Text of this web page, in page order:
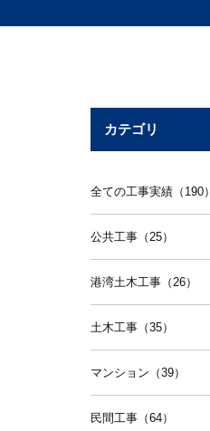
カテゴリ
全ての工事実績（190）
公共工事（25）
港湾土木工事（26）
土木工事（35）
マンション（39）
民間工事（64）